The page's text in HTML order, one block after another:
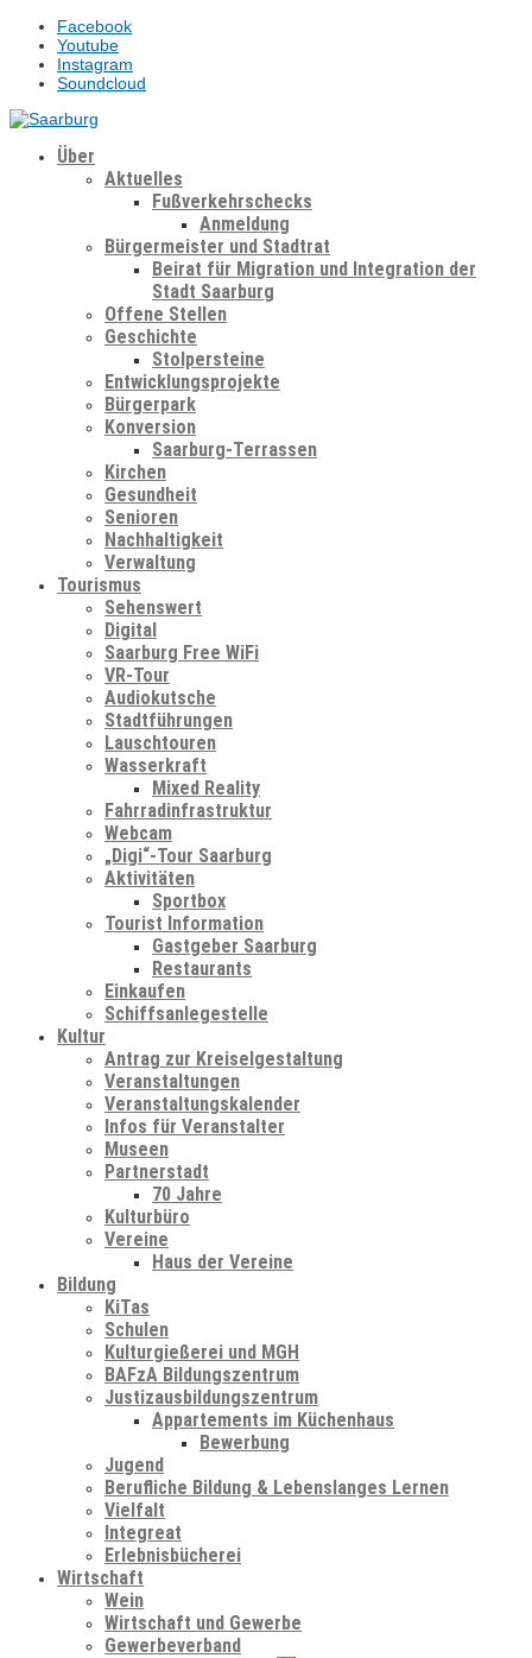
Facebook
Youtube
Instagram
Soundcloud
Über
Aktuelles
Fußverkehrschecks
Anmeldung
Bürgermeister und Stadtrat
Beirat für Migration und Integration der
Stadt Saarburg
Offene Stellen
Geschichte
Stolpersteine
Entwicklungsprojekte
Bürgerpark
Konversion
Saarburg-Terrassen
Kirchen
Gesundheit
Senioren
Nachhaltigkeit
Verwaltung
Tourismus
Sehenswert
Digital
Saarburg Free WiFi
VR-Tour
Audiokutsche
Stadtführungen
Lauschtouren
Wasserkraft
Mixed Reality
Fahrradinfrastruktur
Webcam
„Digi“-Tour Saarburg
Aktivitäten
Sportbox
Tourist Information
Gastgeber Saarburg
Restaurants
Einkaufen
Schiffsanlegestelle
Kultur
Antrag zur Kreiselgestaltung
Veranstaltungen
Veranstaltungskalender
Infos für Veranstalter
Museen
Partnerstadt
70 Jahre
Kulturbüro
Vereine
Haus der Vereine
Bildung
KiTas
Schulen
Kulturgießerei und MGH
BAFzA Bildungszentrum
Justizausbildungszentrum
Appartements im Küchenhaus
Bewerbung
Jugend
Berufliche Bildung & Lebenslanges Lernen
Vielfalt
Integreat
Erlebnisbücherei
Wirtschaft
Wein
Wirtschaft und Gewerbe
Gewerbeverband